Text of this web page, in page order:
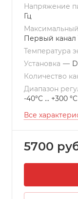
элементов.
Работает в
Напряжение
Гц
Первый канал
Температура
Установка —
Количество
Диапазон
-40°C ... +300 °C
Все
5700